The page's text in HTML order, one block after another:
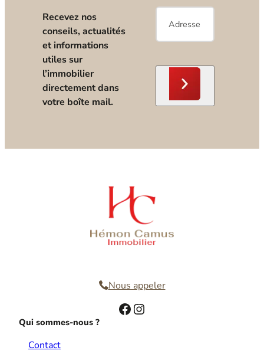
Recevez nos
conseils, actualités
et informations
utiles sur
l’immobilier
directement dans
votre boîte mail.
E-
mail*
Nous appeler
Facebook Instagram
Qui sommes-nous ?
Contact